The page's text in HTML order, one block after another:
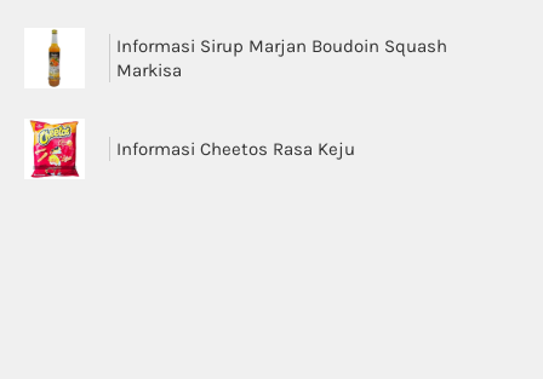
Informasi Sirup Marjan Boudoin Squash
Markisa
Informasi Cheetos Rasa Keju